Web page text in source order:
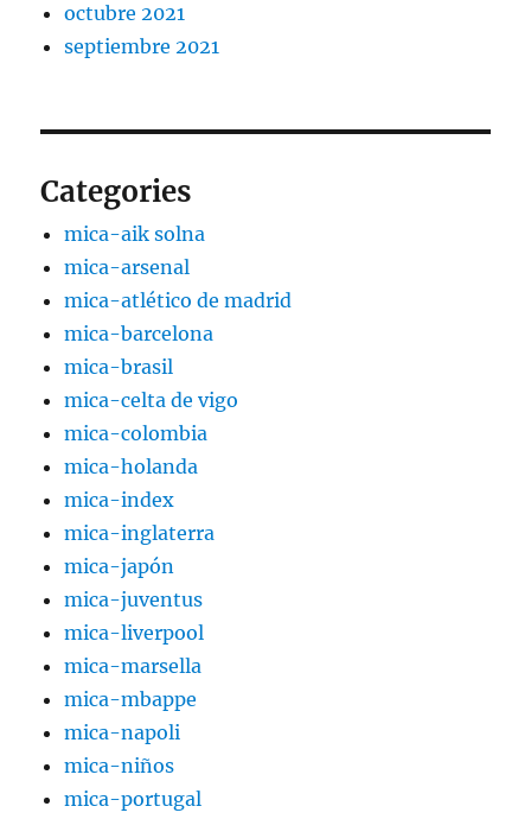
octubre 2021
septiembre 2021
Categories
mica-aik solna
mica-arsenal
mica-atlético de madrid
mica-barcelona
mica-brasil
mica-celta de vigo
mica-colombia
mica-holanda
mica-index
mica-inglaterra
mica-japón
mica-juventus
mica-liverpool
mica-marsella
mica-mbappe
mica-napoli
mica-niños
mica-portugal